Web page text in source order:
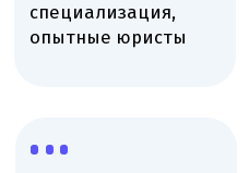
Яндекскартах